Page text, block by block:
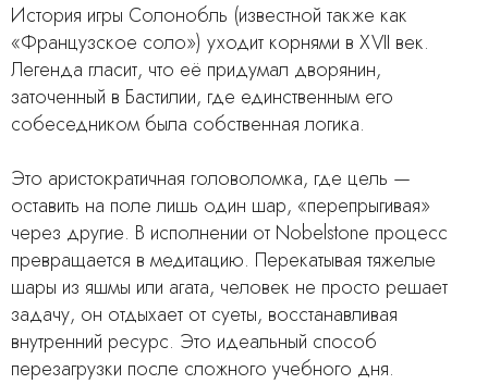
История игры Солонобль (известной также как
«Французское соло») уходит корнями в XVII век.
Легенда гласит, что её придумал дворянин,
заточенный в Бастилии, где единственным его
собеседником была собственная логика.
Это аристократичная головоломка, где цель —
оставить на поле лишь один шар, «перепрыгивая»
через другие. В исполнении от Nobelstone процесс
превращается в медитацию. Перекатывая тяжелые
шары из яшмы или агата, человек не просто решает
задачу, он отдыхает от суеты, восстанавливая
внутренний ресурс. Это идеальный способ
перезагрузки после сложного учебного дня.